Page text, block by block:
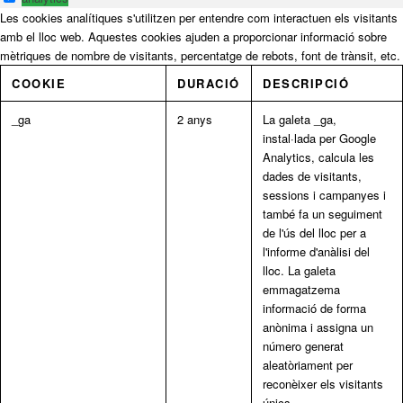
Les cookies analítiques s'utilitzen per entendre com interactuen els visitants
amb el lloc web. Aquestes cookies ajuden a proporcionar informació sobre
mètriques de nombre de visitants, percentatge de rebots, font de trànsit, etc.
COOKIE
DURACIÓ DESCRIPCIÓ
_ga 2 anys
La galeta _ga,
instal·lada per Google
Analytics, calcula les
dades de visitants,
sessions i campanyes i
també fa un seguiment
de l'ús del lloc per a
l'informe d'anàlisi del
lloc. La galeta
emmagatzema
informació de forma
anònima i assigna un
número generat
aleatòriament per
reconèixer els visitants